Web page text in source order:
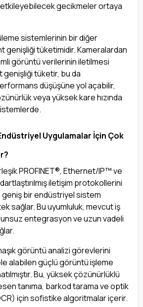
etkileyebilecek gecikmeler ortaya
sistemlerinin bir diğer
genişliği tüketimidir. Kameralardan
görüntü verilerinin iletilmesi
tüketir, bu da
düşüşüne yol açabilir,
veya yüksek kare hızında
Uygulamalar İçin Çok
PROFINET®, Ethernet/IP™ ve
iletişim protokollerini
bir endüstriyel sistem
sağlar. Bu uyumluluk, mevcut iş
entegrasyon ve uzun vadeli
görüntü analizi görevlerini
alabilen güçlü görüntü işleme
Bu, yüksek çözünürlüklü
tanıma, barkod tarama ve optik
için sofistike algoritmalar içerir.